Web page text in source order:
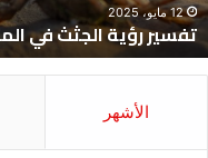
12 مايو، 2025
تفسير رؤية الجثث في
الأشهر